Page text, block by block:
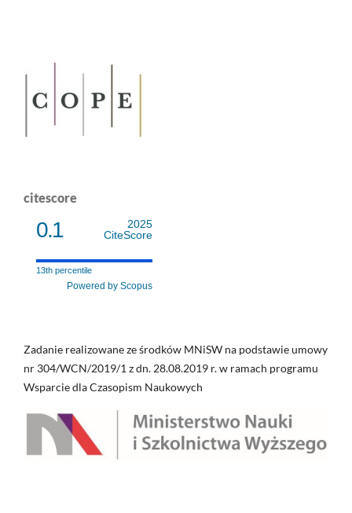
citescore
0.1
2025
CiteScore
13th percentile
Powered by Scopus
Zadanie realizowane ze środków MNiSW na podstawie umowy
nr 304/WCN/2019/1 z dn. 28.08.2019 r. w ramach programu
Wsparcie dla Czasopism Naukowych